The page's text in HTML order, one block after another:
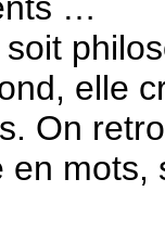
…
elle
On
en mots,